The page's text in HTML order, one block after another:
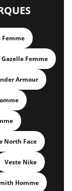
Femme
Femme
Armour
North Face
Veste Nike
Homme